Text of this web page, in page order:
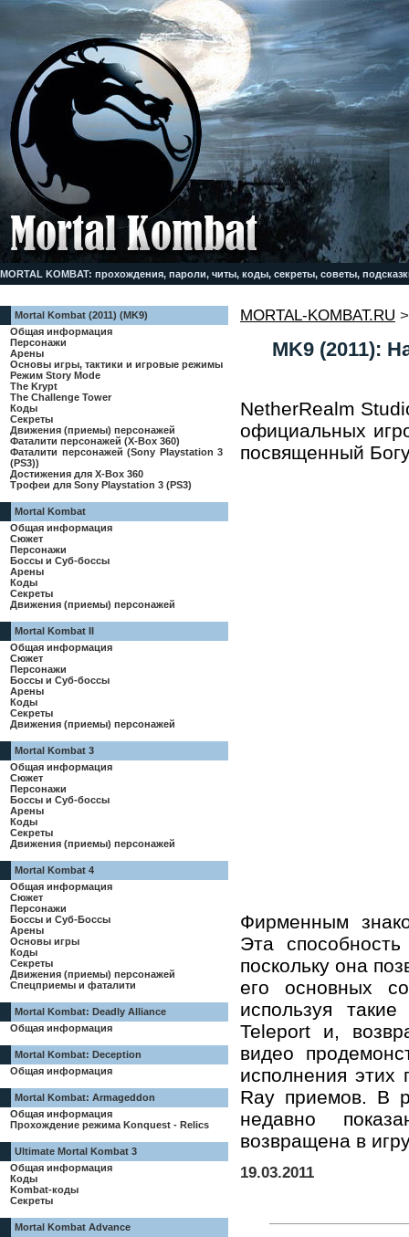
MORTAL KOMBAT: прохождения, пароли, читы, коды, секреты, советы,
Mortal Kombat (2011) (MK9)
Общая информация
Персонажи
Арены
Основы игры, тактики и игровые режимы
Режим Story Mode
The Krypt
The Challenge Tower
Коды
Секреты
Движения (приемы) персонажей
Фаталити персонажей (X-Box 360)
Фаталити персонажей (Sony Playstation 3
(PS3))
Достижения для X-Box 360
Трофеи для Sony Playstation 3 (PS3)
Mortal Kombat
Общая информация
Сюжет
Персонажи
Боссы и Суб-боссы
Арены
Коды
Секреты
Движения (приемы) персонажей
Mortal Kombat II
Общая информация
Сюжет
Персонажи
Боссы и Суб-боссы
Арены
Коды
Секреты
Движения (приемы) персонажей
Mortal Kombat 3
Общая информация
Сюжет
Персонажи
Боссы и Суб-боссы
Арены
Коды
Секреты
Движения (приемы) персонажей
Mortal Kombat 4
Общая информация
Сюжет
Персонажи
Боссы и Суб-Боссы
Арены
Основы игры
Коды
Секреты
Движения (приемы) персонажей
Спецприемы и фаталити
Mortal Kombat: Deadly Alliance
Общая информация
Mortal Kombat: Deception
Общая информация
Mortal Kombat: Armageddon
Общая информация
Прохождение режима Konquest - Relics
Ultimate Mortal Kombat 3
Общая информация
Коды
Kombat-коды
Секреты
Mortal Kombat Advance
MORTAL-KOMBAT.RU
MK9 (2011):
NetherRealm
официальных
посвященный
Фирменным
Эта
поскольку она
его основных
используя
Teleport и,
видео
исполнения этих
Ray приемов. В
недавно
возвращена в
19.03.2011